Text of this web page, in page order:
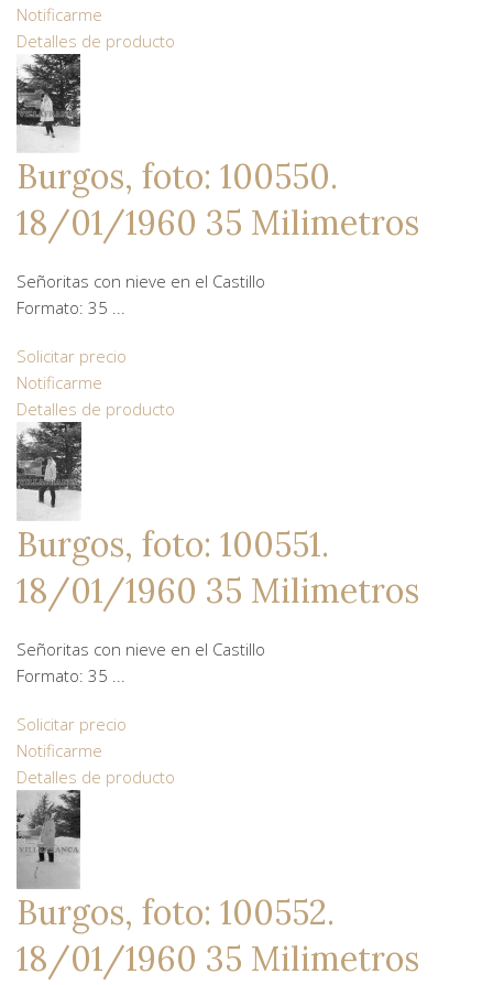
Notificarme
Detalles de producto
Burgos, foto: 100550.
18/01/1960 35 Milimetros
Señoritas con nieve en el Castillo
Formato: 35 ...
Solicitar precio
Notificarme
Detalles de producto
Burgos, foto: 100551.
18/01/1960 35 Milimetros
Señoritas con nieve en el Castillo
Formato: 35 ...
Solicitar precio
Notificarme
Detalles de producto
Burgos, foto: 100552.
18/01/1960 35 Milimetros